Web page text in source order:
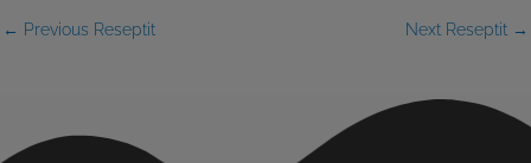
← Previous Reseptit Next Reseptit →